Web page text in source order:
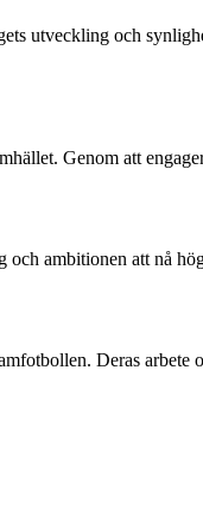
och
Genom att
ambitionen att nå
Deras